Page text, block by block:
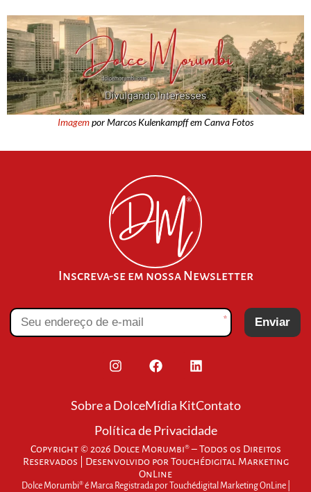
Imagempor Marcos Kulenkampff em Canva Fotos
Inscreva-se em nossa Newsletter
* Enviar
Sobre a DolceMídia KitContato
Política de Privacidade
Copyright © 2026 Dolce Morumbi® – Todos os Direitos
Reservados | Desenvolvido por Touchédigital Marketing
OnLine
Dolce Morumbi® é Marca Registrada por Touchédigital Marketing OnLine |